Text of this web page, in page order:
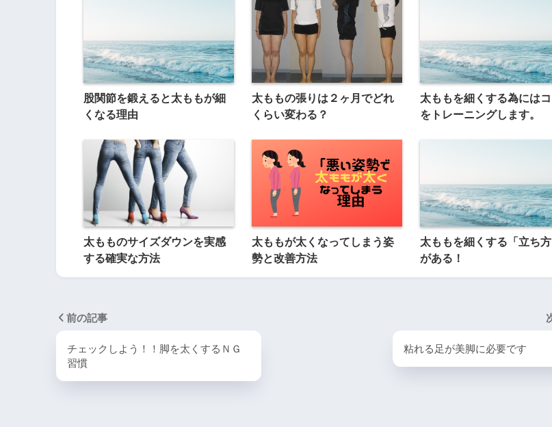
股関節を鍛えると太ももが細
くなる理由
太ももの張りは２ヶ月でどれ
くらい変わる？
太ももを細くする為には
をトレーニングします。
太もものサイズダウンを実感
する確実な方法
太ももが太くなってしまう姿
勢と改善方法
太ももを細くする「立ち方
がある！
前の記事
チェックしよう！！脚を太くするＮＧ
習慣
粘れる足が美脚に必要です